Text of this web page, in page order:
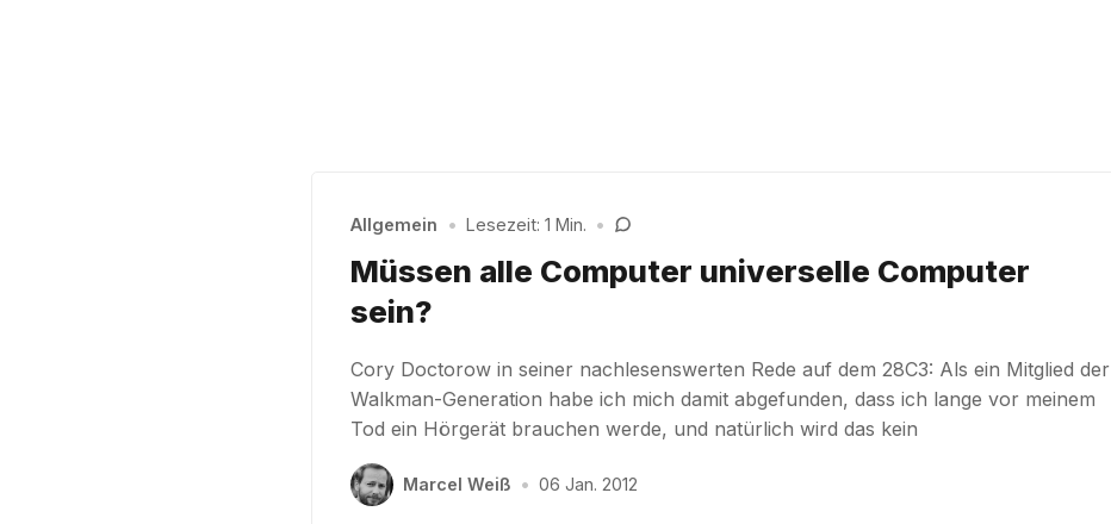
Allgemein • Lesezeit: 1 Min. •
Müssen alle Computer universelle Computer
sein?
Cory Doctorow in seiner nachlesenswerten Rede auf dem 28C3: Als ein Mitglied der
Walkman-Generation habe ich mich damit abgefunden, dass ich lange vor meinem
Tod ein Hörgerät brauchen werde, und natürlich wird das kein
Marcel Weiß • 06 Jan. 2012